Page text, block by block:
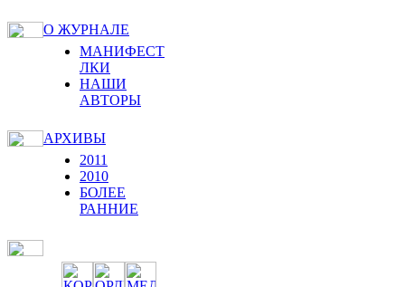
О ЖУРНАЛЕ
МАНИФЕСТ
ЛКИ
НАШИ
АВТОРЫ
АРХИВЫ
2011
2010
БОЛЕЕ
РАННИЕ